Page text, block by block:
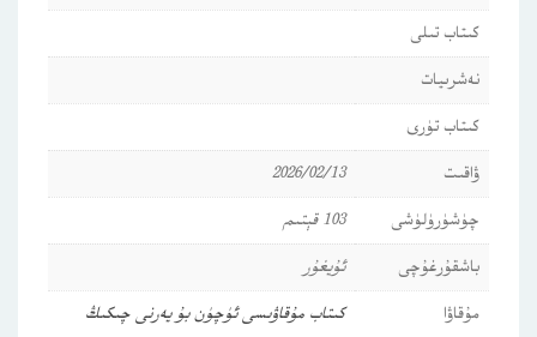
كىتاب تىلى
نەشرىيات
كىتاب تۈرى
ۋاقىت
2026/02/13
چۈشۈرۈلۈشى
103 قېتىم
باشقۇرغۇچى
ئۇيغۇر
مۇقاۋا
كىتاب مۇقاۋىسى ئۈچۈن بۇ يەرنى چىكىڭ